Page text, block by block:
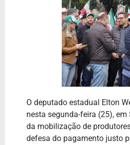
O deputado estadual Elton
nesta segunda-feira (25), em
da mobilização de
defesa do pagamento justo